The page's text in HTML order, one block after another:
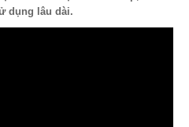
dụng lâu dài.